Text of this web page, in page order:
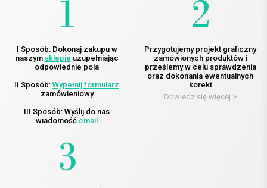
I Sposób: Dokonaj zakupu w
naszym sklepie uzupełniając
odpowiednie pola
II Sposób: Wypełnij formularz
zamówieniowy
III Sposób: Wyślij do nas
wiadomość email
Przygotujemy projekt graficzny
zamówionych produktów i
prześlemy w celu sprawdzenia
oraz dokonania ewentualnych
korekt
Dowiedz się więcej >